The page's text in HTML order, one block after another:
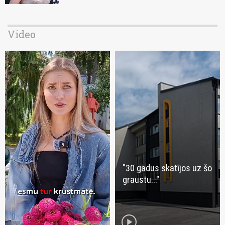
Video
"30 gadus skatījos uz šo
graustu..."